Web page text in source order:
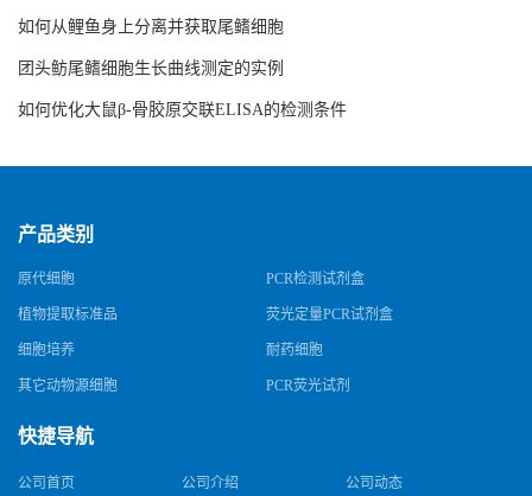
略的细节
如何从鲤鱼身上分离并获取尾鳍细胞
团头鲂尾鳍细胞生长曲线测定的实例
如何优化大鼠β-骨胶原交联ELISA的检测条件
产品类别
原代细胞 PCR检测试剂盒
植物提取标准品 荧光定量PCR试剂盒
细胞培养 耐药细胞
其它动物源细胞 PCR荧光试剂
快捷导航
公司首页 公司介绍 公司动态